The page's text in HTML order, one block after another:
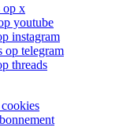
op x
youtube
instagram
op telegram
threads